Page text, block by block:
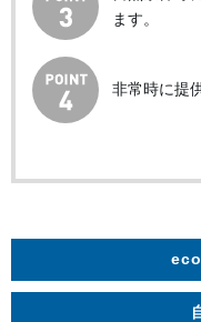
ます。
非常時に提